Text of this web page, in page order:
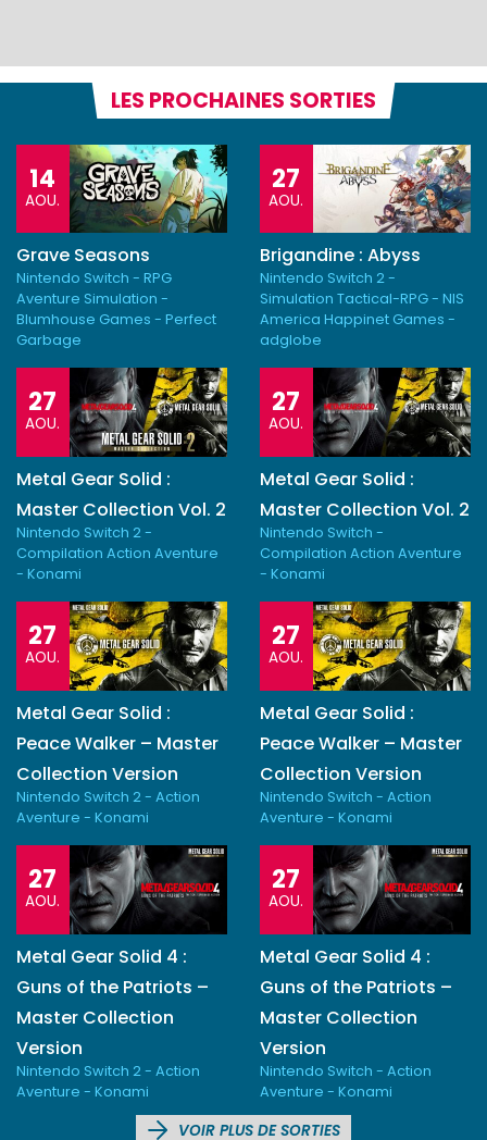
LES PROCHAINES SORTIES
14
AOU.
Grave Seasons
Nintendo Switch - RPG
Aventure Simulation -
Blumhouse Games - Perfect
Garbage
27
AOU.
Brigandine : Abyss
Nintendo Switch 2 -
Simulation Tactical-RPG - NIS
America Happinet Games -
adglobe
27
AOU.
Metal Gear Solid :
Master Collection Vol. 2
Nintendo Switch 2 -
Compilation Action Aventure
- Konami
27
AOU.
Metal Gear Solid :
Master Collection Vol. 2
Nintendo Switch -
Compilation Action Aventure
- Konami
27
AOU.
Metal Gear Solid :
Peace Walker – Master
Collection Version
Nintendo Switch 2 - Action
Aventure - Konami
27
AOU.
Metal Gear Solid :
Peace Walker – Master
Collection Version
Nintendo Switch - Action
Aventure - Konami
27
AOU.
Metal Gear Solid 4 :
Guns of the Patriots –
Master Collection
Version
Nintendo Switch 2 - Action
Aventure - Konami
27
AOU.
Metal Gear Solid 4 :
Guns of the Patriots –
Master Collection
Version
Nintendo Switch - Action
Aventure - Konami
VOIR PLUS DE SORTIES